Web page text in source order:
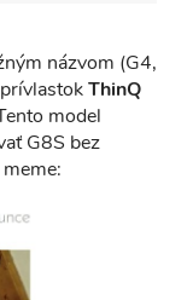
názvom (G4,
ThinQ
model
G8S bez